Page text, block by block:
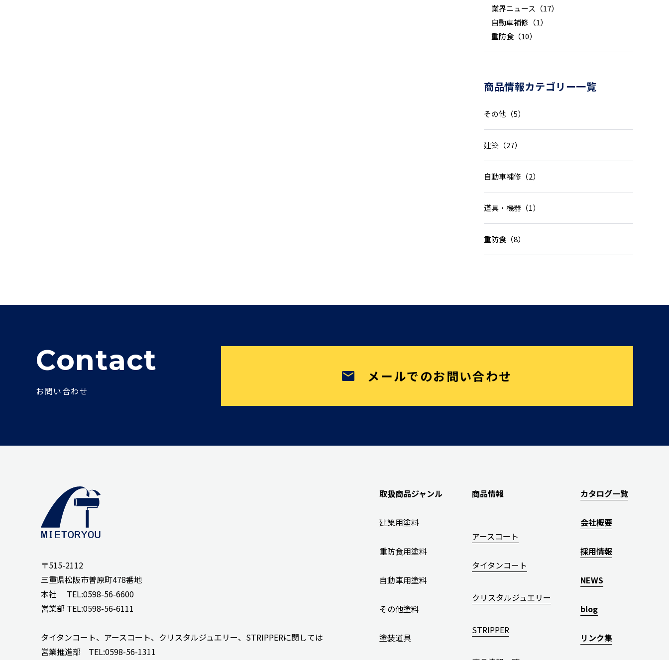
業界ニュース（17）
自動車補修（1）
重防食（10）
商品情報カテゴリー一覧
その他（5）
建築（27）
自動車補修（2）
道具・機器（1）
重防食（8）
Contact
お問い合わせ
メールでのお問い合わせ
〒515-2112
三重県松阪市曽原町478番地
本社 TEL:0598-56-6600
営業部 TEL:0598-56-6111
タイタンコート、アースコート、クリスタルジュエリー、STRIPPERに関しては
営業推進部 TEL:0598-56-1311
取扱商品ジャンル
建築用塗料
重防食用塗料
自動車用塗料
その他塗料
塗装道具
商品情報
アースコート
タイタンコート
クリスタルジュエリー
STRIPPER
カタログ一覧
会社概要
採用情報
NEWS
blog
リンク集